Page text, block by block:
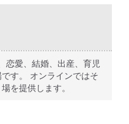
恋愛、結婚、出産、育児
す。 オンラインではそ
を提供します。